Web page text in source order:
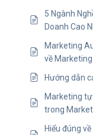
5 Ngành
Doanh Cao
Marketing
về
Hướng dẫn
Marketing
trong
Hiểu đúng